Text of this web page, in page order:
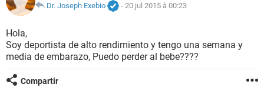
NUTRICIÓN
BIENESTAR
Dr. Joseph Exebio
- 20 jul 2015 à 00:23
Hola,
Soy deportista de alto rendimiento y tengo una semana y
media de embarazo, Puedo perder al bebe????
Compartir